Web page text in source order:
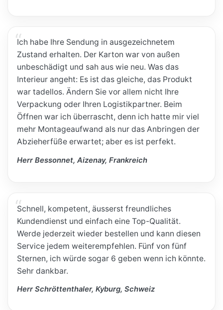
Ich habe Ihre Sendung in ausgezeichnetem
Zustand erhalten. Der Karton war von außen
unbeschädigt und sah aus wie neu. Was das
Interieur angeht: Es ist das gleiche, das Produkt
war tadellos. Ändern Sie vor allem nicht Ihre
Verpackung oder Ihren Logistikpartner. Beim
Öffnen war ich überrascht, denn ich hatte mir viel
mehr Montageaufwand als nur das Anbringen der
Abzieherfüße erwartet; aber es ist perfekt.
Herr Bessonnet, Aizenay, Frankreich
Schnell, kompetent, äusserst freundliches
Kundendienst und einfach eine Top-Qualität.
Werde jederzeit wieder bestellen und kann diesen
Service jedem weiterempfehlen. Fünf von fünf
Sternen, ich würde sogar 6 geben wenn ich könnte.
Sehr dankbar.
Herr Schröttenthaler, Kyburg, Schweiz